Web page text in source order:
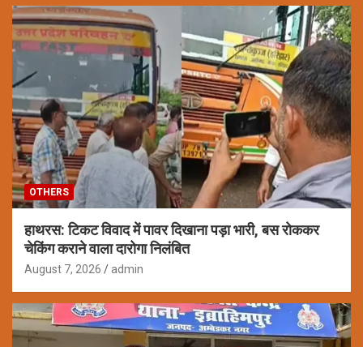
OTHERS
हाथरस: टिकट विवाद में पावर दिखाना पड़ा भारी, बस रोककर
चेकिंग कराने वाला दारोगा निलंबित
August 7, 2026 admin